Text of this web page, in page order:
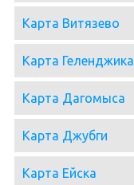
Карта Витязево
Карта Геленджика
Карта Дагомыса
Карта Джубги
Карта Ейска